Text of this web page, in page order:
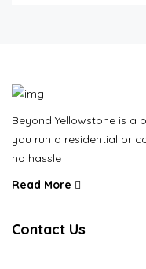
Beyond Yellowstone is
you run a residential or
no hassle
Read More
Contact Us